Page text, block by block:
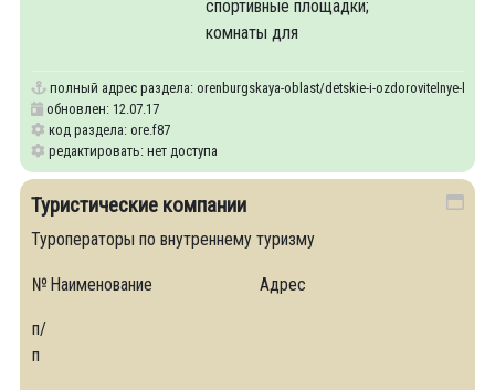
спортивные площадки;
комнаты для
полный адрес раздела: orenburgskaya-oblast/detskie-i-ozdorovitelnye-
обновлен: 12.07.17
код раздела: ore.f87
редактировать: нет доступа
Туристические компании
Туроператоры по внутреннему туризму
№
п/
п
Наименование Адрес